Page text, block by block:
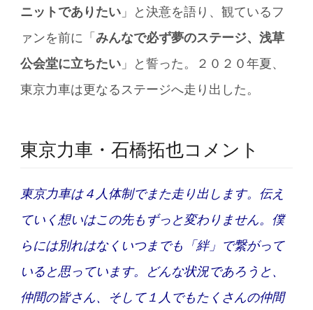
ニットでありたい 」と決意を語り、観ているフ
ァンを前に「みんなで必ず夢のステージ、浅草
公会堂に立ちたい 」と誓った。２０２０年夏、
東京力車は更なるステージへ走り出した。
東京力車・石橋拓也コメント
東京力車は４人体制でまた走り出します。伝え
ていく想いはこの先もずっと変わりません。僕
らには別れはなくいつまでも「絆」で繋がって
いると思っています。どんな状況であろうと、
仲間の皆さん、そして１人でもたくさんの仲間